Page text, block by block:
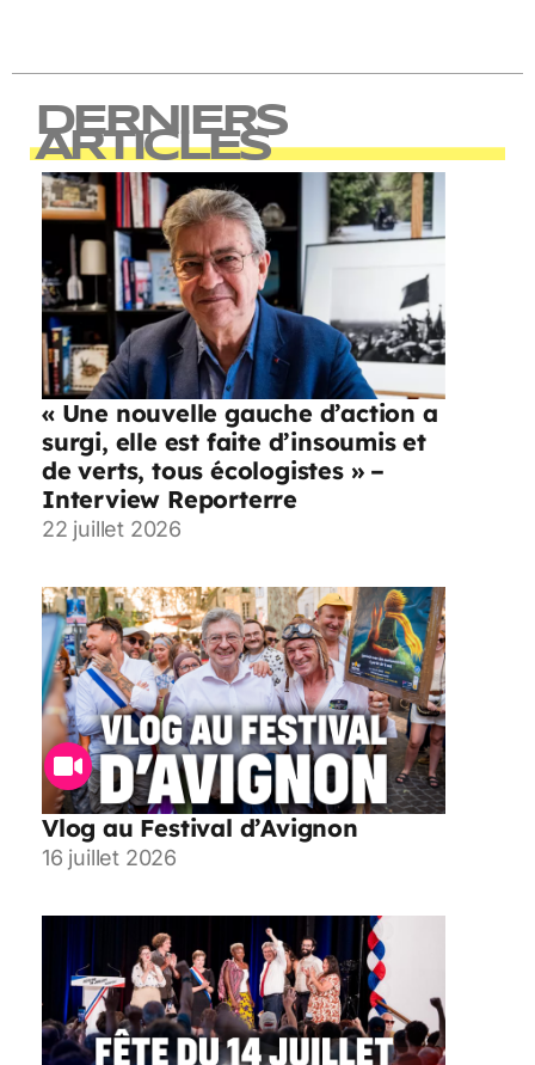
DERNIERS
ARTICLES
« Une nouvelle gauche d’action a
surgi, elle est faite d’insoumis et
de verts, tous écologistes » –
Interview Reporterre
22 juillet 2026
Vlog au Festival d’Avignon
16 juillet 2026